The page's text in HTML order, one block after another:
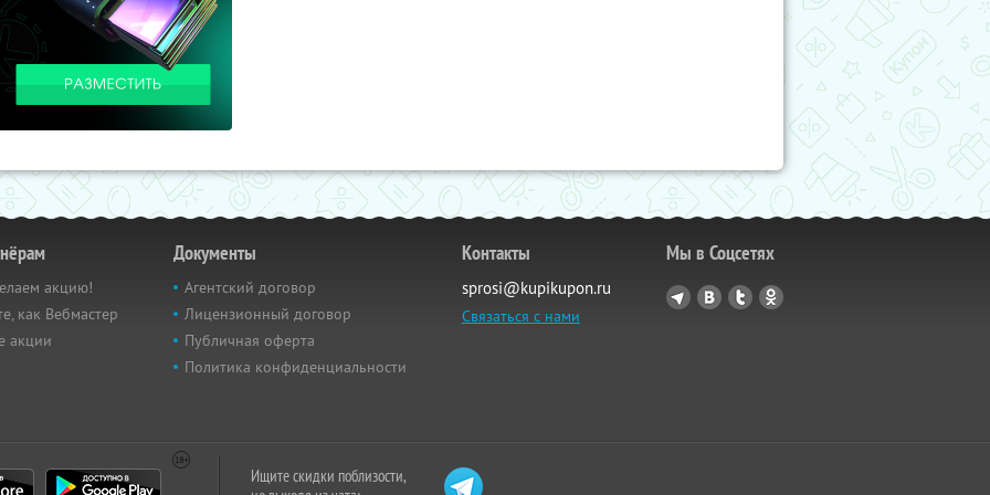
акцию!
как Вебмастер
акции
Документы
Агентский договор
Лицензионный договор
Публичная оферта
Политика конфиденциальности
Контакты
sprosi@kupikupon.ru
Связаться с нами
Мы в Соцсетях
Ищите скидки поблизости,